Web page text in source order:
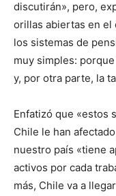
discutirán», pero,
orillas abiertas en el
los sistemas de
muy simples:
y, por otra parte, la
Enfatizó que «estos
Chile le han
nuestro país «tiene
activos por cada
más, Chile va a